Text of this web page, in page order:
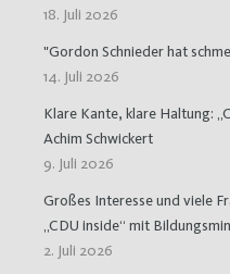
18. Juli 2026
"Gordon Schnieder hat
14. Juli 2026
Klare Kante, klare Haltung:
Achim Schwickert
9. Juli 2026
Großes Interesse und viele
„CDU inside“ mit
2. Juli 2026